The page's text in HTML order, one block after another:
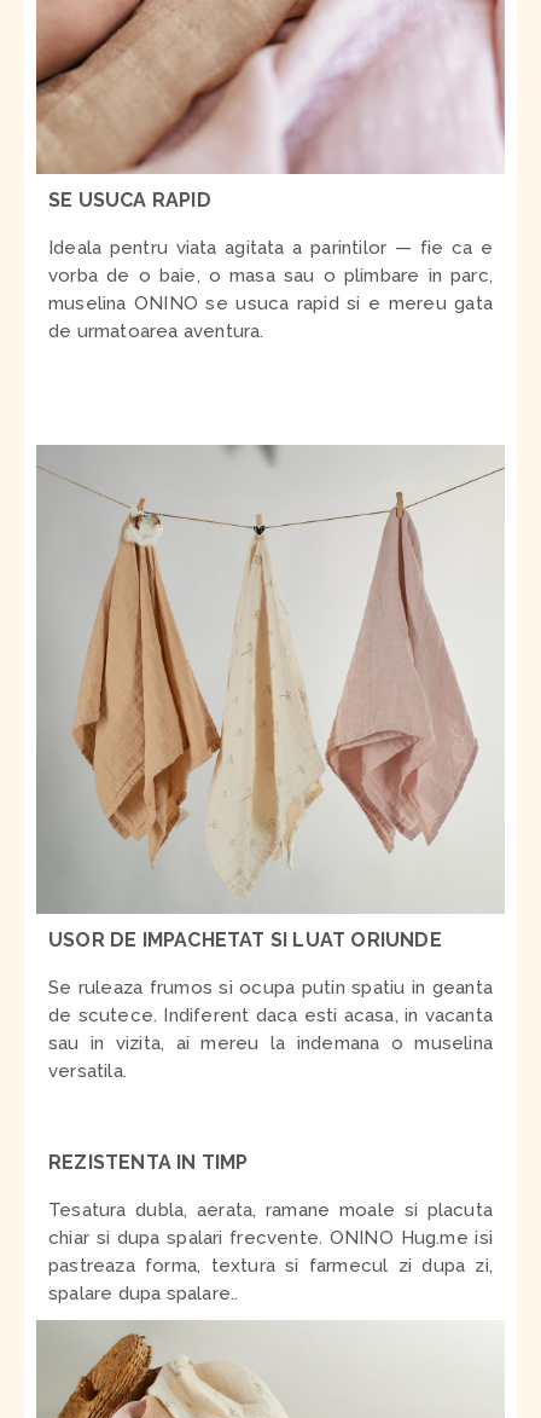
SE USUCA RAPID
Ideala pentru viata agitata a parintilor — fie ca e
vorba de o baie, o masa sau o plimbare in parc,
muselina ONINO se usuca rapid si e mereu gata
de urmatoarea aventura.
USOR DE IMPACHETAT SI LUAT ORIUNDE
Se ruleaza frumos si ocupa putin spatiu in geanta
de scutece. Indiferent daca esti acasa, in vacanta
sau in vizita, ai mereu la indemana o muselina
versatila.
REZISTENTA IN TIMP
Tesatura dubla, aerata, ramane moale si placuta
chiar si dupa spalari frecvente. ONINO Hug.me isi
pastreaza forma, textura si farmecul zi dupa zi,
spalare dupa spalare..